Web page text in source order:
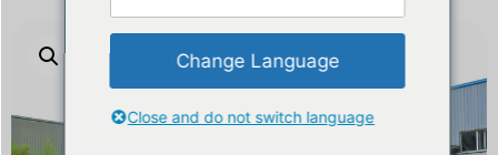
Change Language
Close and do not switch language